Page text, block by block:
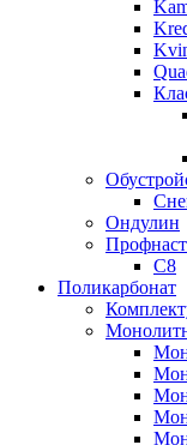
Ондулин
С8
Поликарбонат